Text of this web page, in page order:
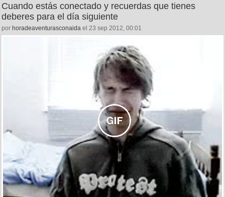
Cuando estás conectado y recuerdas que tienes
deberes para el día siguiente
por horadeaventurasconaida el 23 sep 2012, 00:01